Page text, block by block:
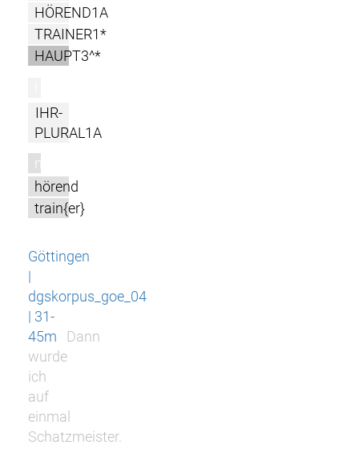
HÖREND1A
TRAINER1*
HAUPT3^*
IHR-
PLURAL1A
m
hörend
train{er}
Göttingen
|
dgskorpus_goe_04
| 31-
45m
Dann
wurde
ich
auf
einmal
Schatzmeister.